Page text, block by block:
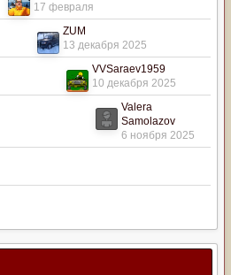
17 февраля
ZUM
13 декабря 2025
VVSaraev1959
10 декабря 2025
Valera
Samolazov
6 ноября 2025